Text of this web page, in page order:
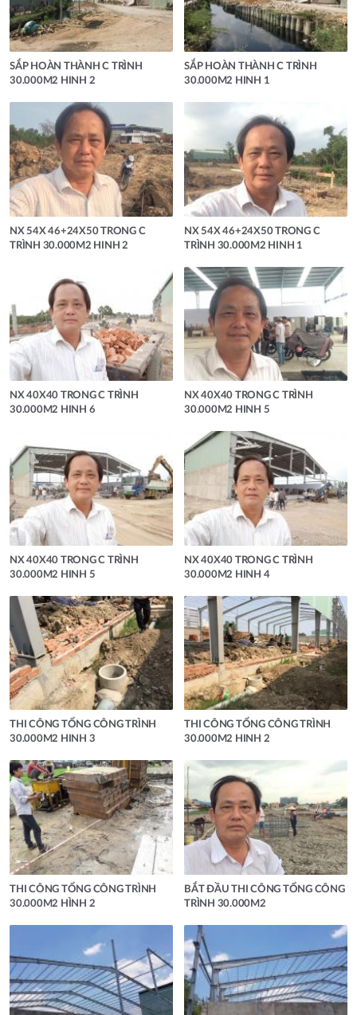
SẮP HOÀN THÀNH C TRÌNH
30.000M2 HINH 2
SẮP HOÀN THÀNH C TRÌNH
30.000M2 HINH 1
NX 54X 46+24X50 TRONG C
TRÌNH 30.000M2 HINH 2
NX 54X 46+24X50 TRONG C
TRÌNH 30.000M2 HINH 1
NX 40X40 TRONG C TRÌNH
30.000M2 HINH 6
NX 40X40 TRONG C TRÌNH
30.000M2 HINH 5
NX 40X40 TRONG C TRÌNH
30.000M2 HINH 5
NX 40X40 TRONG C TRÌNH
30.000M2 HINH 4
THI CÔNG TỔNG CÔNG TRÌNH
30.000M2 HINH 3
THI CÔNG TỔNG CÔNG TRÌNH
30.000M2 HINH 2
THI CÔNG TỔNG CÔNG TRÌNH
30.000M2 HÌNH 2
BẮT ĐẦU THI CÔNG TỔNG CÔNG
TRÌNH 30.000M2